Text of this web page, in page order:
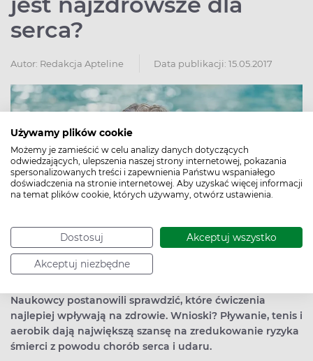
Używamy plików cookie
Możemy je zamieścić w celu analizy danych dotyczących
odwiedzających, ulepszenia naszej strony internetowej, pokazania
spersonalizowanych treści i zapewnienia Państwu wspaniałego
doświadczenia na stronie internetowej. Aby uzyskać więcej informacji
na temat plików cookie, których używamy, otwórz ustawienia.
Dostosuj Akceptuj wszystko
Akceptuj niezbędne
serca?
Autor: Redakcja Apteline Data publikacji: 15.05.2017
Naukowcy postanowili sprawdzić, które ćwiczenia
najlepiej wpływają na zdrowie. Wnioski? Pływanie, tenis i
aerobik dają największą szansę na zredukowanie ryzyka
śmierci z powodu chorób serca i udaru.